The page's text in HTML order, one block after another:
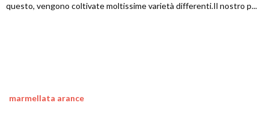
questo, vengono coltivate moltissime varietà differenti.Il nostro p...
marmellata arance